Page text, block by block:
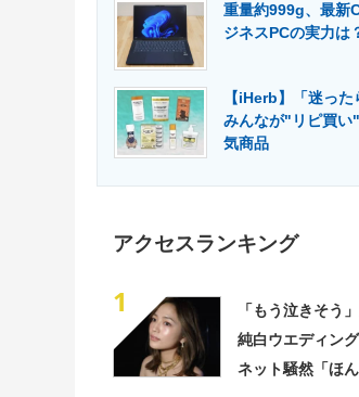
重量約999g、最新
ジネスPCの実力は
【iHerb】「迷った
みんなが"リピ買い
気商品
アクセスランキング
1
「もう泣きそう
純白ウエディン
ネット騒然「ほ